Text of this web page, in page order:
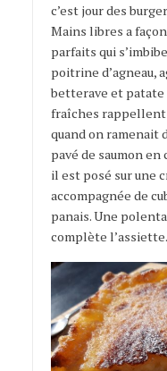
c’est jour des
Mains libres a
parfaits qui
poitrine d’agneau,
betterave et patate
fraîches rappellent
quand on ramenait
pavé de saumon
il est posé sur une
accompagnée de
panais. Une
complète l’assiette.